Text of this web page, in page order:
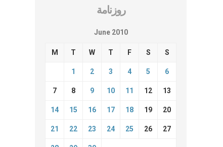
روزنامة
June 2010
M T W T F S S
1 2 3 4 5 6
7 8 9 10 11 12 13
14 15 16 17 18 19 20
21 22 23 24 25 26 27